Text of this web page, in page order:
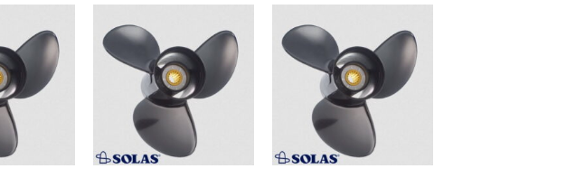
Auf die
Wunschliste
Auf die
Wunschliste
Auf die
Wunschliste